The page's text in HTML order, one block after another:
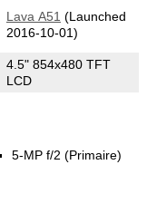
Lava A51 (Launched
2016-10-01)
4.5" 854x480 TFT
LCD
5-MP f/2 (Primaire)